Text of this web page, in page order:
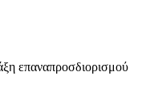
επαναπροσδιορισμού